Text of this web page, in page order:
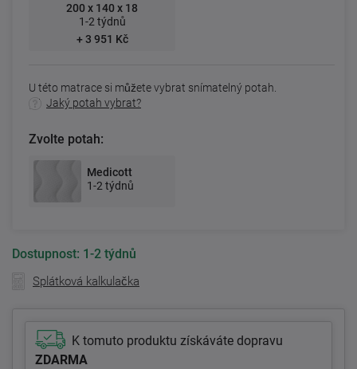
200 x 140 x 18
1-2 týdnů
+ 3 951 Kč
U této matrace si můžete vybrat snímatelný potah.
Jaký potah vybrat?
Zvolte potah:
Medicott
1-2 týdnů
Dostupnost: 1-2 týdnů
Splátková kalkulačka
K tomuto produktu získáváte dopravu
ZDARMA